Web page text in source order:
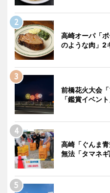
高崎オーパ「
のような肉」2
前橋花火大会
「鑑賞イベン
高崎「ぐんま
無法「タマネ